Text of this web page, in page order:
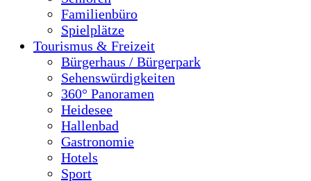
Familienbüro
Spielplätze
Tourismus & Freizeit
Bürgerhaus / Bürgerpark
Sehenswürdigkeiten
360° Panoramen
Heidesee
Hallenbad
Gastronomie
Hotels
Sport